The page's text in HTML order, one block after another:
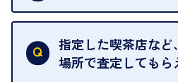
18歳未満の方は、保護者
ただけません。
指定した喫茶店など
場所で査定してもら